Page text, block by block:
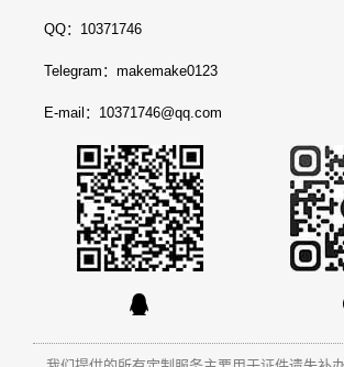
QQ：10371746
Telegram：makemake0123
E-mail：10371746@qq.com